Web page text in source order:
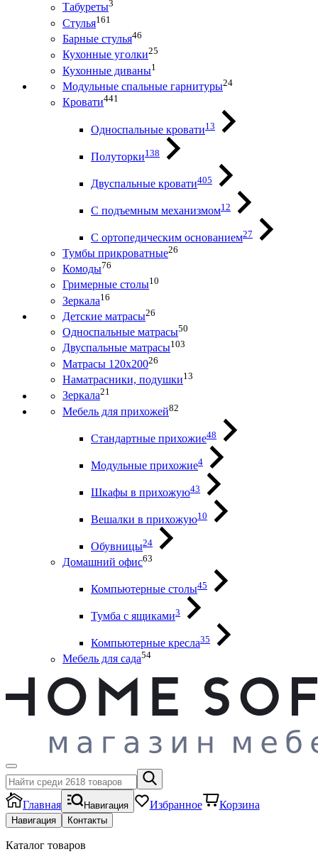
Табуреты3
Стулья161
Барные стулья46
Кухонные уголки25
Кухонные диваны1
Модульные спальные гарнитуры24
Кровати441
Односпальные кровати13
Полуторки138
Двуспальные кровати405
С подъемным механизмом12
С ортопедическим основанием27
Тумбы прикроватные26
Комоды76
Гримерные столы10
Зеркала16
Детские матрасы26
Односпальные матрасы50
Двуспальные матрасы103
Матрасы 120х20026
Наматрасники, подушки13
Зеркала21
Мебель для прихожей82
Стандартные прихожие48
Модульные прихожие4
Шкафы в прихожую43
Вешалки в прихожую10
Обувницы24
Домашний офис63
Компьютерные столы45
Тумба с ящиками3
Компьютерные кресла35
Мебель для сада54
Главная Навигация Избранное Корзина
Навигация Контакты
Каталог товаров